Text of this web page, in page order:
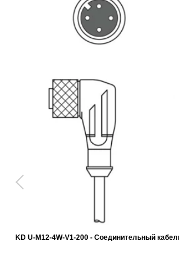
KD U-M12-4W-V1-200 - Соединительный